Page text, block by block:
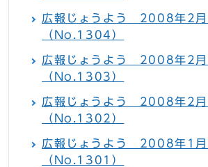
広報じょうよう 2008年2
（No.1304）
広報じょうよう 2008年2
（No.1303）
広報じょうよう 2008年2月
（No.1302）
広報じょうよう 2008年1
（No.1301）